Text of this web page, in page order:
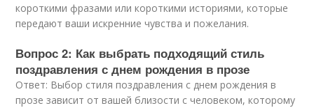
короткими фразами или короткими историями, которые
передают ваши искренние чувства и пожелания.
Вопрос 2: Как выбрать подходящий стиль
поздравления с днем рождения в прозе
Ответ: Выбор стиля поздравления с днем рождения в
прозе зависит от вашей близости с человеком, которому